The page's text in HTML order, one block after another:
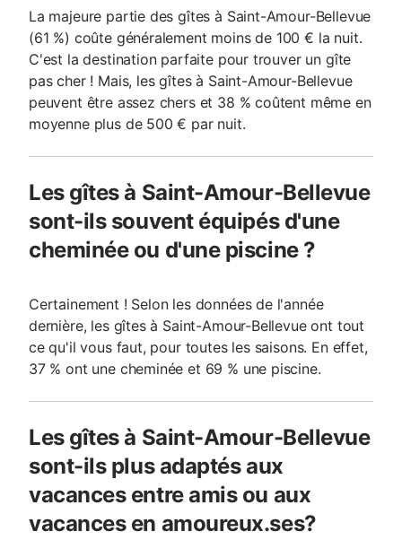
La majeure partie des gîtes à Saint-Amour-Bellevue
(61 %) coûte généralement moins de 100 € la nuit.
C'est la destination parfaite pour trouver un gîte
pas cher ! Mais, les gîtes à Saint-Amour-Bellevue
peuvent être assez chers et 38 % coûtent même en
moyenne plus de 500 € par nuit.
Les gîtes à Saint-Amour-Bellevue
sont-ils souvent équipés d'une
cheminée ou d'une piscine ?
Certainement ! Selon les données de l'année
dernière, les gîtes à Saint-Amour-Bellevue ont tout
ce qu'il vous faut, pour toutes les saisons. En effet,
37 % ont une cheminée et 69 % une piscine.
Les gîtes à Saint-Amour-Bellevue
sont-ils plus adaptés aux
vacances entre amis ou aux
vacances en amoureux.ses?